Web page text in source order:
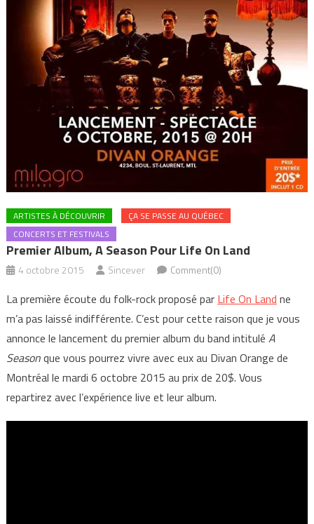
ARTISTES À DÉCOUVRIR
ÇA SE PASSE AU QUÉBEC
CONCERTS ET FESTIVALS
Premier Album, A Season Pour Life On Land
4 octobre 2015 Sincever Comment(0)
La première écoute du folk-rock proposé par Life On Land ne
m’a pas laissé indifférente. C’est pour cette raison que je vous
annonce le lancement du premier album du band intitulé A
Seasonque vous pourrez vivre avec eux au Divan Orange de
Montréal le mardi 6 octobre 2015 au prix de 20$. Vous
repartirez avec l’expérience live et leur album.